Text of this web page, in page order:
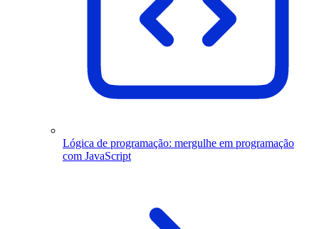
Lógica de programação: mergulhe em programação
com JavaScript